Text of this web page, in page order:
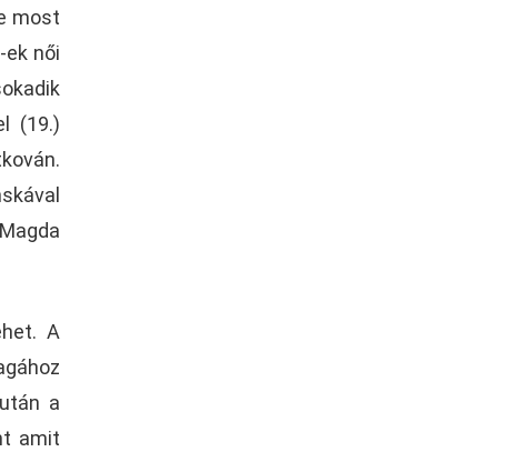
most
ek női
(19.)
A
a
amit